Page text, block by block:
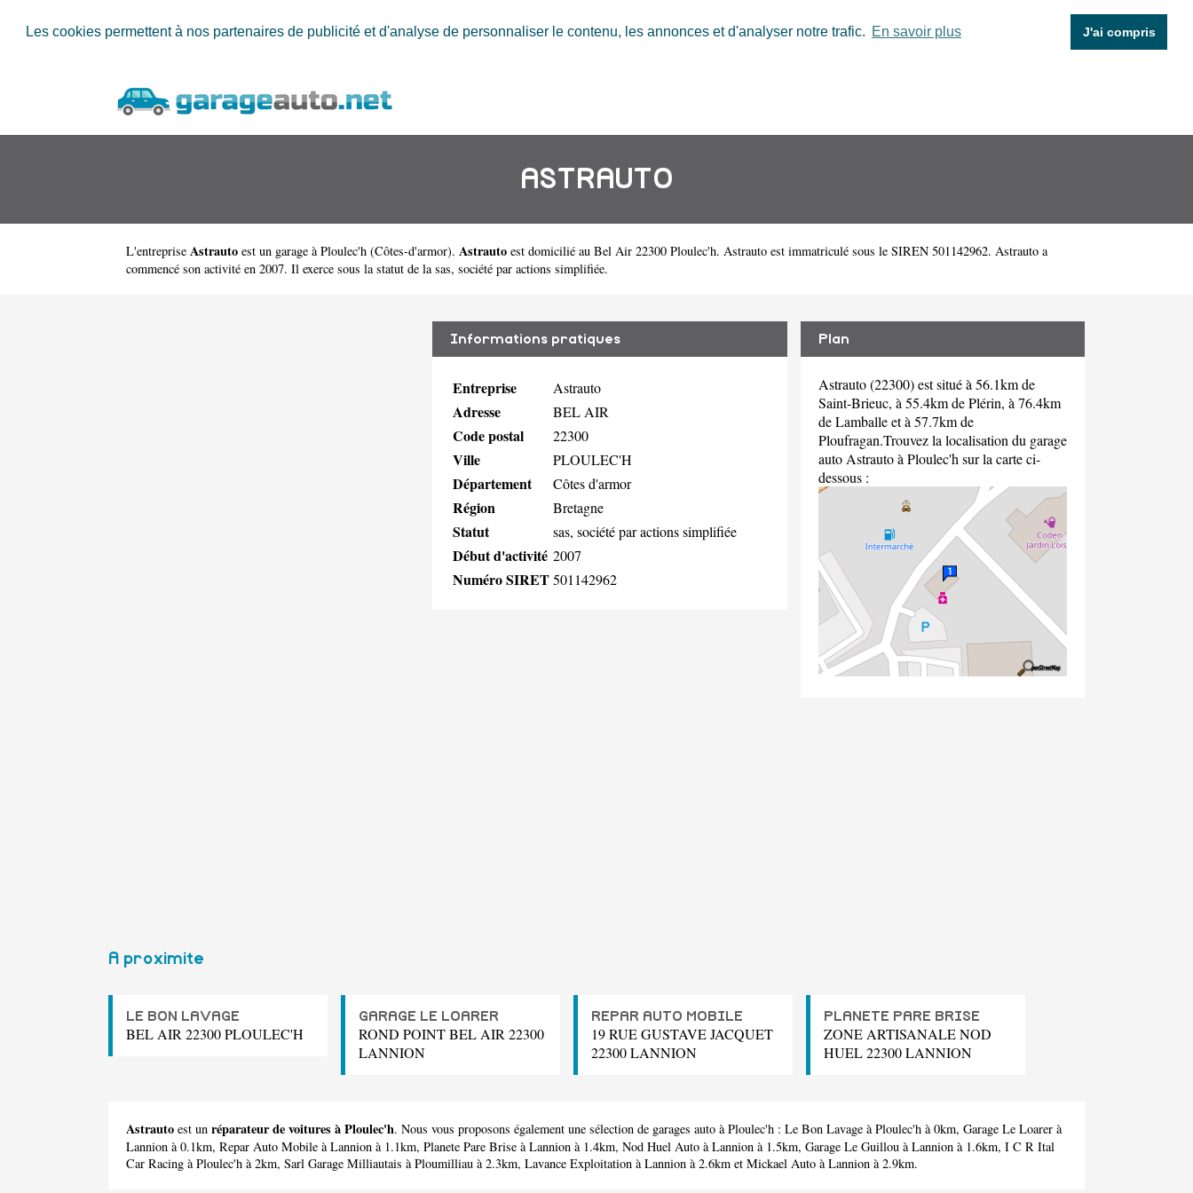
Les cookies permettent à nos partenaires de publicité et d'analyse de personnaliser le contenu, les annonces et d'analyser notre trafic. En savoir plus J'ai compris
ASTRAUTO
L'entreprise Astrauto est un garage à Ploulec'h (Côtes-d'armor). Astrauto est domicilié au Bel Air 22300 Ploulec'h. Astrauto est immatriculé sous le SIREN 501142962. Astrauto a
commencé son activité en 2007. Il exerce sous la statut de la sas, société par actions simplifiée.
Informations pratiques
Entreprise Astrauto
Adresse BEL AIR
Code postal 22300
Ville PLOULEC'H
Département Côtes d'armor
Région Bretagne
Statut sas, société par actions simplifiée
Début d'activité 2007
Numéro SIRET501142962
Plan
Astrauto (22300) est situé à 56.1km de
Saint-Brieuc, à 55.4km de Plérin, à 76.4km
de Lamballe et à 57.7km de
Ploufragan.Trouvez la localisation du garage
auto Astrauto à Ploulec'h sur la carte ci-
dessous :
A proximite
LE BON LAVAGE
BEL AIR 22300 PLOULEC'H
GARAGE LE LOARER
ROND POINT BEL AIR 22300
LANNION
REPAR AUTO MOBILE
19 RUE GUSTAVE JACQUET
22300 LANNION
PLANETE PARE BRISE
ZONE ARTISANALE NOD
HUEL 22300 LANNION
Astrauto est un réparateur de voitures à Ploulec'h. Nous vous proposons également une sélection de garages auto à Ploulec'h : Le Bon Lavage à Ploulec'h à 0km, Garage Le Loarer à
Lannion à 0.1km, Repar Auto Mobile à Lannion à 1.1km, Planete Pare Brise à Lannion à 1.4km, Nod Huel Auto à Lannion à 1.5km, Garage Le Guillou à Lannion à 1.6km, I C R Ital
Car Racing à Ploulec'h à 2km, Sarl Garage Milliautais à Ploumilliau à 2.3km, Lavance Exploitation à Lannion à 2.6km et Mickael Auto à Lannion à 2.9km.